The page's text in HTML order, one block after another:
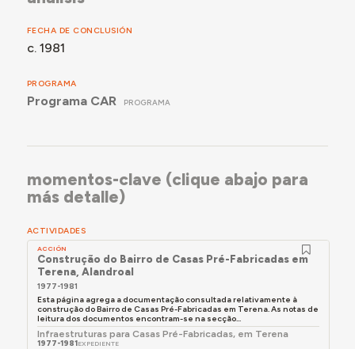
FECHA DE CONCLUSIÓN
c. 1981
PROGRAMA
Programa CAR PROGRAMA
momentos-clave (clique abajo para
más detalle)
ACTIVIDADES
ACCIÓN
Construção do Bairro de Casas Pré-Fabricadas em
Terena, Alandroal
1977-1981
Esta página agrega a documentação consultada relativamente à
construção do Bairro de Casas Pré-Fabricadas em Terena. As notas de
leitura dos documentos encontram-se na secção...
Infraestruturas para Casas Pré-Fabricadas, em Terena
1977-1981EXPEDIENTE